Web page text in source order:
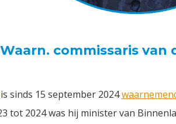
commissaris van
sinds 15 september 2024
tot 2024 was hij minister van